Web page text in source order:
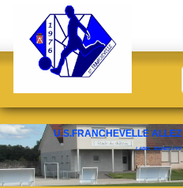
U.S.FRANCHEVELLE
LABEL JEUNES
Panneau de gestion des cookies